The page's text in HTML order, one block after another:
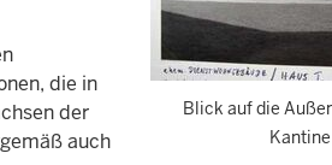
Blick auf die
Kantine
die in
der
auch